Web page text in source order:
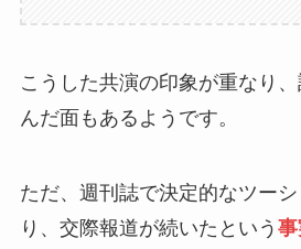
こうした共演の印象が重なり
んだ面もあるようです。
ただ、週刊誌で決定的なツー
り、交際報道が続いたという 事